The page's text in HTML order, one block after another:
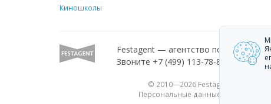
Киношколы
Festagent — агентство по
Звоните +7 (499) 113-78-80 или
© 2010—2026 Festagent.
Персональные данные,